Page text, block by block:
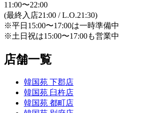
11:00〜22:00
(最終入店21:00 / L.O.21:30)
※平日15:00〜17:00は一時準備中
※土日祝は15:00〜17:00も営業中
店舗一覧
韓国苑 下郡店
韓国苑 臼杵店
韓国苑 都町店